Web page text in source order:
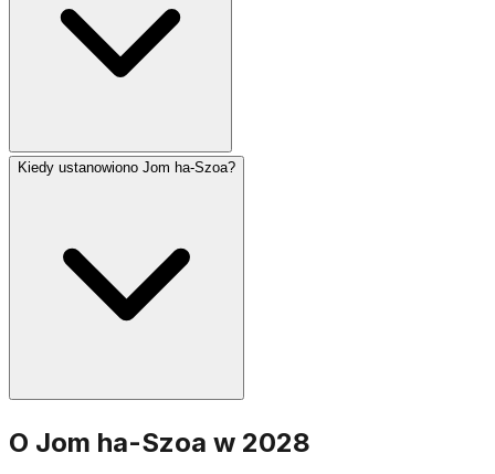
świec pamięci (symbolizujących sześć milionów ofiar)
oraz odczytywanie imion zamordowanych. Flagi
opuszczane są do połowy masztu.
Kiedy ustanowiono Jom ha-Szoa?
Jom ha-Szoa został ustanowiony przez Kneset w 1953
roku. Data 27. Nisan została wybrana ze względu na
O Jom ha-Szoa w 2028